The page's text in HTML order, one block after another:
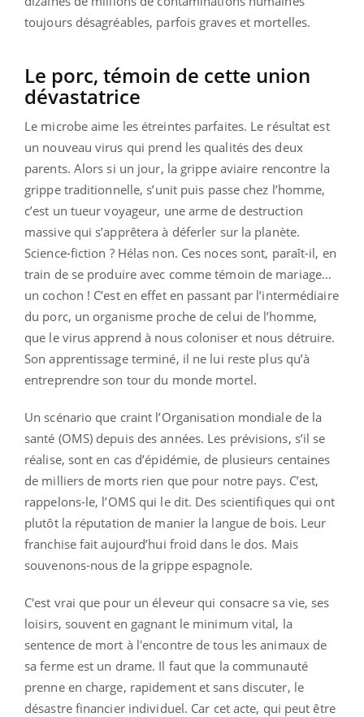
toujours désagréables, parfois graves et mortelles.
Le porc, témoin de cette union
dévastatrice
Le microbe aime les étreintes parfaites. Le résultat est
un nouveau virus qui prend les qualités des deux
parents. Alors si un jour, la grippe aviaire rencontre la
grippe traditionnelle, s’unit puis passe chez l’homme,
c’est un tueur voyageur, une arme de destruction
massive qui s’apprêtera à déferler sur la planète.
Science-fiction ? Hélas non. Ces noces sont, paraît-il, en
train de se produire avec comme témoin de mariage…
un cochon ! C’est en effet en passant par l’intermédiaire
du porc, un organisme proche de celui de l’homme,
que le virus apprend à nous coloniser et nous détruire.
Son apprentissage terminé, il ne lui reste plus qu’à
entreprendre son tour du monde mortel.
Un scénario que craint l’Organisation mondiale de la
santé (OMS) depuis des années. Les prévisions, s’il se
réalise, sont en cas d’épidémie, de plusieurs centaines
de milliers de morts rien que pour notre pays. C’est,
rappelons-le, l’OMS qui le dit. Des scientifiques qui ont
plutôt la réputation de manier la langue de bois. Leur
franchise fait aujourd’hui froid dans le dos. Mais
souvenons-nous de la grippe espagnole.
C'est vrai que pour un éleveur qui consacre sa vie, ses
loisirs, souvent en gagnant le minimum vital, la
sentence de mort à l'encontre de tous les animaux de
sa ferme est un drame. Il faut que la communauté
prenne en charge, rapidement et sans discuter, le
désastre financier individuel. Car cet acte, qui peut être